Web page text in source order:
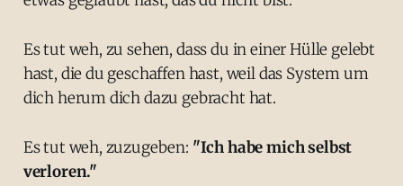
Es tut weh, zu sehen, dass du in einer Hülle gelebt
hast, die du geschaffen hast, weil das System um
dich herum dich dazu gebracht hat.
Es tut weh, zuzugeben: "Ich habe mich selbst
verloren."